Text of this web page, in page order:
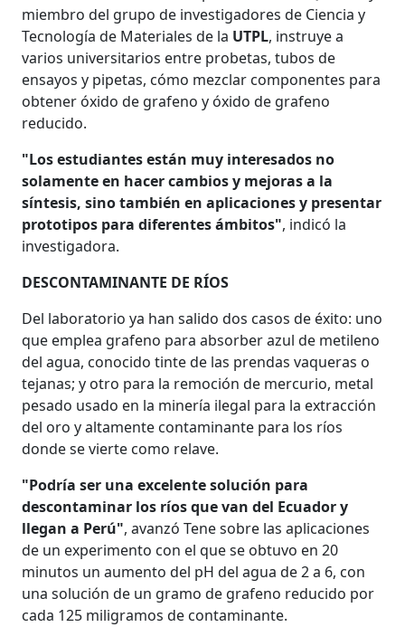
miembro del grupo de investigadores de Ciencia y
Tecnología de Materiales de la UTPL, instruye a
varios universitarios entre probetas, tubos de
ensayos y pipetas, cómo mezclar componentes para
obtener óxido de grafeno y óxido de grafeno
reducido.
"Los estudiantes están muy interesados no
solamente en hacer cambios y mejoras a la
síntesis, sino también en aplicaciones y presentar
prototipos para diferentes ámbitos", indicó la
investigadora.
DESCONTAMINANTE DE RÍOS
Del laboratorio ya han salido dos casos de éxito: uno
que emplea grafeno para absorber azul de metileno
del agua, conocido tinte de las prendas vaqueras o
tejanas; y otro para la remoción de mercurio, metal
pesado usado en la minería ilegal para la extracción
del oro y altamente contaminante para los ríos
donde se vierte como relave.
"Podría ser una excelente solución para
descontaminar los ríos que van del Ecuador y
llegan a Perú", avanzó Tene sobre las aplicaciones
de un experimento con el que se obtuvo en 20
minutos un aumento del pH del agua de 2 a 6, con
una solución de un gramo de grafeno reducido por
cada 125 miligramos de contaminante.